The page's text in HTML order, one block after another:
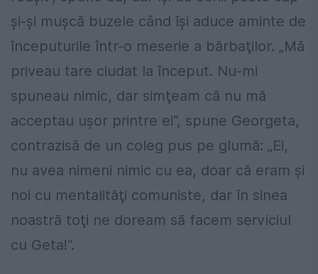
şi-şi muşcă buzele când îşi aduce aminte de
începuturile într-o meserie a bărbaţilor. „Mă
priveau tare ciudat la început. Nu-mi
spuneau nimic, dar simţeam că nu mă
acceptau uşor printre ei“, spune Georgeta,
contrazisă de un coleg pus pe glumă: „Ei,
nu avea nimeni nimic cu ea, doar că eram şi
noi cu mentalităţi comuniste, dar în sinea
noastră toţi ne doream să facem serviciul
cu Geta!“.